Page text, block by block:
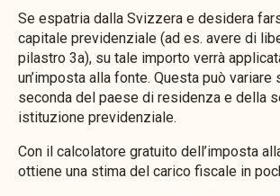
Se espatria dalla Svizzera e desidera
capitale previdenziale (ad es. avere di
pilastro 3a), su tale importo verrà
un’imposta alla fonte. Questa può
seconda del paese di residenza e della
istituzione previdenziale.
Con il calcolatore gratuito dell’imposta
ottiene una stima del carico fiscale in